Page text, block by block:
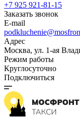
+7 925 921-81-15
Заказать звонок
E-mail
Адрес
Москва, ул. 1-ая
Режим работы
Круглосуточно
Подключиться